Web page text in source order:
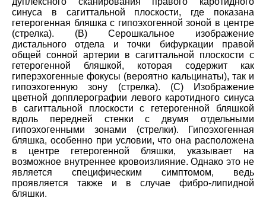
синуса в сагиттальной плоскости, где показана
гетерогенная бляшка с гипоэхогенной зоной в центре
(стрелка). (В) Серошкальное изображение
дистального отдела и точки бифуркации правой
общей сонной артерии в сагиттальной плоскости с
гетерогенной бляшкой, которая содержит как
гиперэхогенные фокусы (вероятно кальцинаты), так и
гипоэхогенную зону (стрелка). (С) Изображение
цветной допплерографии левого каротидного синуса
в сагиттальной плоскости с гетерогенной бляшкой
вдоль передней стенки с двумя отдельными
гипоэхогенными зонами (стрелки). Гипоэхогенная
бляшка, особенно при условии, что она расположена
в центре гетерогенной бляшки, указывает на
возможное внутреннее кровоизлияние. Однако это не
является специфическим симптомом, ведь
проявляется также и в случае фибро-липидной
бляшки.